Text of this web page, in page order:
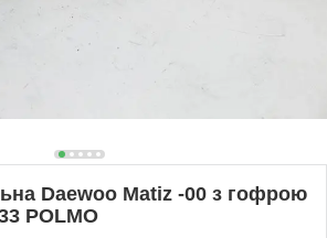
Daewoo Matiz -00 з гофрою
POLMO